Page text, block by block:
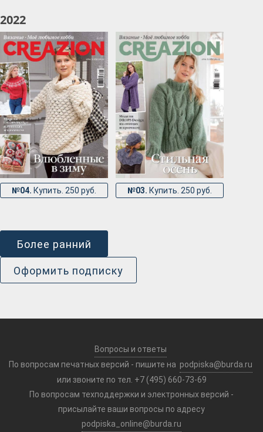
2022
№04. Купить. 250 руб. №03. Купить. 250 руб.
Более ранний
Оформить подписку
Вопросы и ответы
По вопросам печатных версий - пишите на podpiska@burda.ru
или звоните по тел. +7 (495) 660-73-69
По вопросам техподдержки и электронных версий -
присылайте ваши вопросы по адресу
podpiska_online@burda.ru